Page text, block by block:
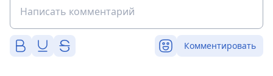
Комментировать